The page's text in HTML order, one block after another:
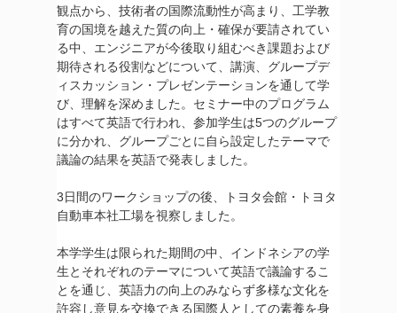
観点から、技術者の国際流動性が高まり、工学教
育の国境を越えた質の向上・確保が要請されてい
る中、エンジニアが今後取り組むべき課題および
期待される役割などについて、講演、グループデ
ィスカッション・プレゼンテーションを通して学
び、理解を深めました。セミナー中のプログラム
はすべて英語で行われ、参加学生は5つのグループ
に分かれ、グループごとに自ら設定したテーマで
議論の結果を英語で発表しました。
3日間のワークショップの後、トヨタ会館・トヨタ
自動車本社工場を視察しました。
本学学生は限られた期間の中、インドネシアの学
生とそれぞれのテーマについて英語で議論するこ
とを通じ、英語力の向上のみならず多様な文化を
許容し意見を交換できる国際人としての素養を身